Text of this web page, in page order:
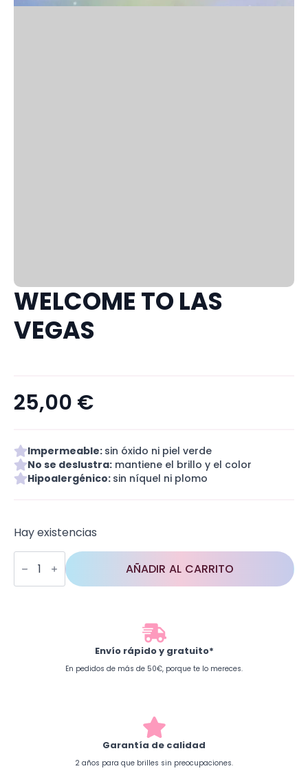
WELCOME TO LAS
VEGAS
25,00 €
Impermeable: sin óxido ni piel verde
No se deslustra: mantiene el brillo y el color
Hipoalergénico: sin níquel ni plomo
Hay existencias
Welcome
to
Vegas
AÑADIR AL CARRITO
Envío rápido y gratuito*
En pedidos de más de 50€, porque te lo mereces.
Garantía de calidad
2 años para que brilles sin preocupaciones.